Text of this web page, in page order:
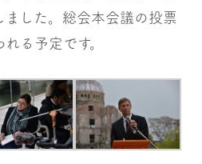
した。総会本会議の投票
る予定です。